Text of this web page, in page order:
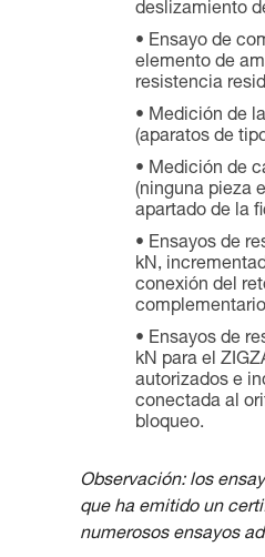
deslizamiento
Ensayo de
elemento de
resistencia
Medición de
(aparatos de
Medición de
(ninguna pieza
apartado de la
Ensayos de
kN,
conexión del
Ensayos de
kN para el
autorizados e
conectada al
bloqueo.
Observación: los
que ha emitido un
numerosos ensayos